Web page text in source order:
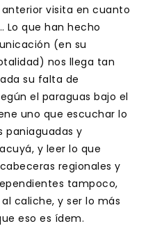
visita en cuanto
Lo que han hecho
(en su
nos llega tan
su falta de
el paraguas bajo el
uno que escuchar lo
paniaguadas y
y leer lo que
regionales y
tampoco,
caliche, y ser lo más
eso es ídem.